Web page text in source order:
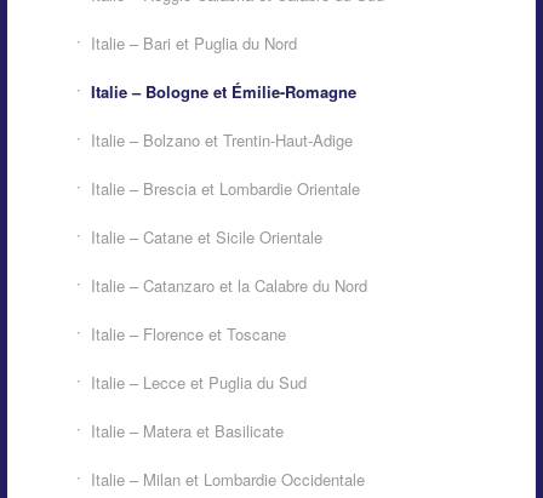
Italie – Bari et Puglia du Nord
Italie – Bologne et Émilie-Romagne
Italie – Bolzano et Trentin-Haut-Adige
Italie – Brescia et Lombardie Orientale
Italie – Catane et Sicile Orientale
Italie – Catanzaro et la Calabre du Nord
Italie – Florence et Toscane
Italie – Lecce et Puglia du Sud
Italie – Matera et Basilicate
Italie – Milan et Lombardie Occidentale